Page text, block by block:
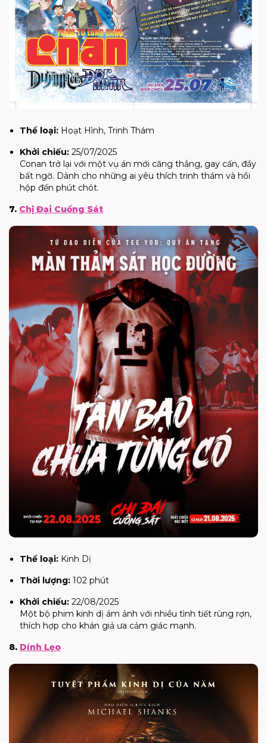
Thể loại: Hoạt Hình, Trinh Thám
Khởi chiếu: 25/07/2025
Conan trở lại với một vụ án mới căng thẳng, gay cấn, đầy
bất ngờ. Dành cho những ai yêu thích trinh thám và hồi
hộp đến phút chót.
7. Chị Đại Cuồng Sát
Thể loại: Kinh Dị
Thời lượng: 102 phút
Khởi chiếu: 22/08/2025
Một bộ phim kinh dị ám ảnh với nhiều tình tiết rùng rợn,
thích hợp cho khán giả ưa cảm giác mạnh.
8. Dính Lẹo